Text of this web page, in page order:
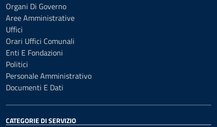
Organi Di Governo
Aree Amministrative
Uffici
Orari Uffici Comunali
Enti E Fondazioni
Politici
Personale Amministrativo
Documenti E Dati
CATEGORIE DI SERVIZIO